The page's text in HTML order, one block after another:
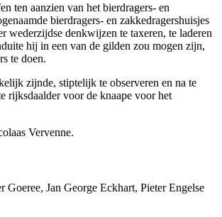
ten aanzien van het bierdragers- en
bierdragers- en zakkedragershuisjes
wederzijdse denkwijzen te taxeren, te laderen
hij in een van de gilden zou mogen zijn,
te doen.
zijnde, stiptelijk te observeren en na te
rijksdaalder voor de knaape voor het
Vervenne.
Jan George Eckhart, Pieter Engelse